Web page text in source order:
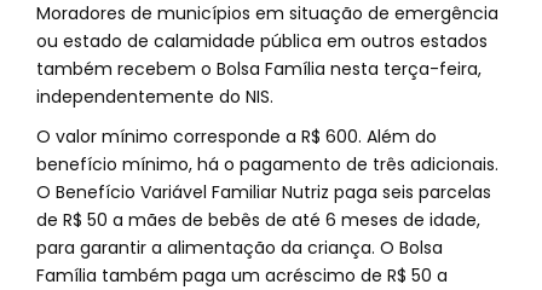
Moradores de municípios em situação de emergência
ou estado de calamidade pública em outros estados
também recebem o Bolsa Família nesta terça-feira,
independentemente do NIS.
O valor mínimo corresponde a R$ 600. Além do
benefício mínimo, há o pagamento de três adicionais.
O Benefício Variável Familiar Nutriz paga seis parcelas
de R$ 50 a mães de bebês de até 6 meses de idade,
para garantir a alimentação da criança. O Bolsa
Família também paga um acréscimo de R$ 50 a